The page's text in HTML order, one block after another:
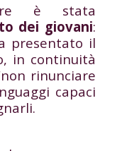
è stata
dei giovani:
presentato il
in continuità
rinunciare
capaci